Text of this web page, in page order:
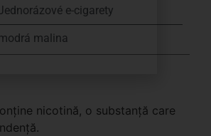
e-cigarety
malina
nicotină, o substanță care